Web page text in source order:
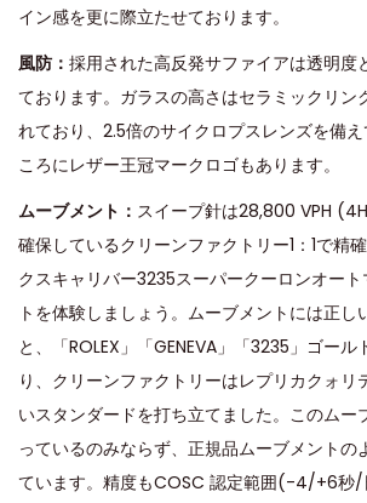
イン感を更に際立たせております。
風防： 採用された高反発サファイアは透明度
ております。ガラスの高さはセラミックリン
れており、2.5倍のサイクロプスレンズを備
ころにレザー王冠マークロゴもあります。
ムーブメント： スイープ針は28,800 VPH
確保しているクリーンファクトリー1：1で精
クスキャリバー3235スーパークーロンオー
トを体験しましょう。ムーブメントには正し
と、「ROLEX」「GENEVA」「3235」ゴー
り、クリーンファクトリーはレプリカクォリ
いスタンダードを打ち立てました。このムー
っているのみならず、正規品ムーブメントの
ています。精度もCOSC 認定範囲(-4/+6秒/